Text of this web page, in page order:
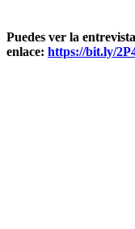
Puedes ver la
enlace: https://bit.ly/